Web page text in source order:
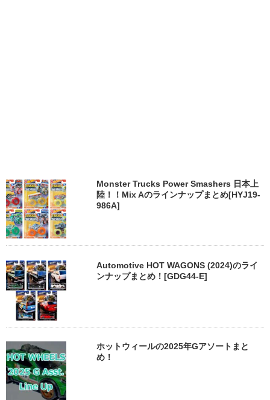
Monster Trucks Power Smashers 日本上
陸！！Mix Aのラインナップまとめ[HYJ19-
986A]
Automotive HOT WAGONS (2024)のライ
ンナップまとめ！[GDG44-E]
ホットウィールの2025年Gアソートまと
め！